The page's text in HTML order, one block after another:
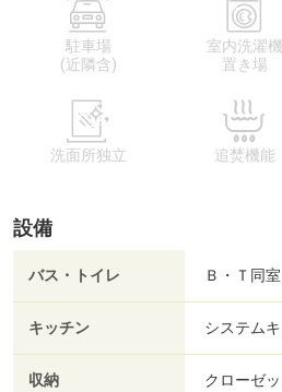
駐車場
(近隣含)
室内洗濯機
置き場
洗面所独立 追焚機能
設備
バス・トイレ Ｂ・Ｔ同
キッチン システム
収納 クローゼ